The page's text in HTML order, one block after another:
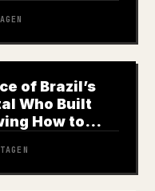
of Brazil’s
Who Built
How to